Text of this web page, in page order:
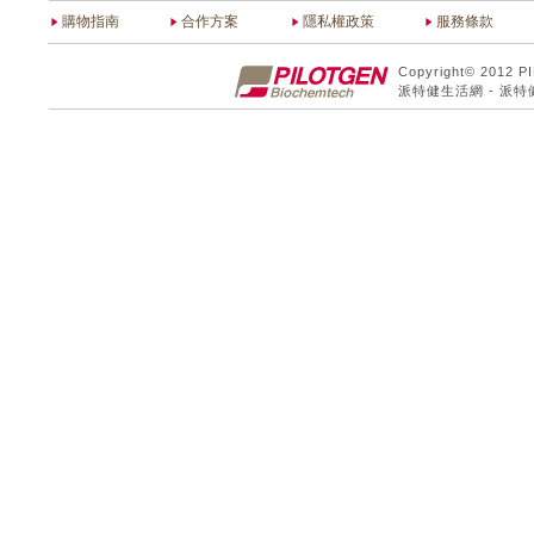
購物指南 合作方案 隱私權政策 服務條款
Copyright© 2012
派特健生活網 - 派